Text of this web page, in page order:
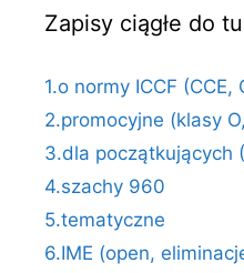
Zapisy ciągłe do
1.o normy ICCF (CCE,
2.promocyjne (klasy
3.dla początkujących
4.szachy 960
5.tematyczne
6.IME (open,